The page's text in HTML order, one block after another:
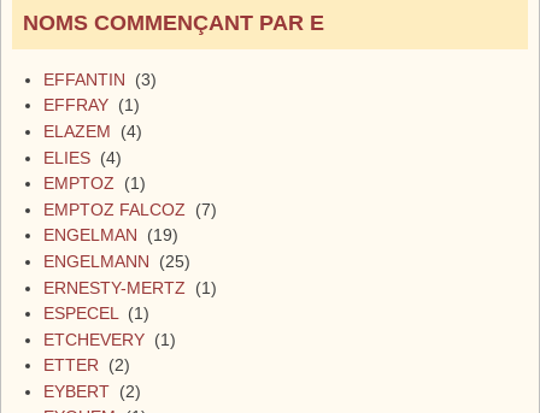
NOMS COMMENÇANT PAR E
EFFANTIN (3)
EFFRAY (1)
ELAZEM (4)
ELIES (4)
EMPTOZ (1)
EMPTOZ FALCOZ (7)
ENGELMAN (19)
ENGELMANN (25)
ERNESTY-MERTZ (1)
ESPECEL
(1)
ETCHEVERY (1)
ETTER (2)
EYBERT (2)